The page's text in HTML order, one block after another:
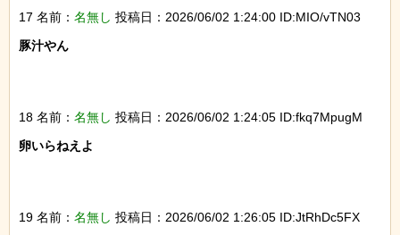
17 名前： 名無し 投稿日：2026/06/02 1:24:00 ID:MIO/vTN03
豚汁やん
18 名前： 名無し 投稿日：2026/06/02 1:24:05 ID:fkq7MpugM
卵いらねえよ
19 名前： 名無し 投稿日：2026/06/02 1:26:05 ID:JtRhDc5FX